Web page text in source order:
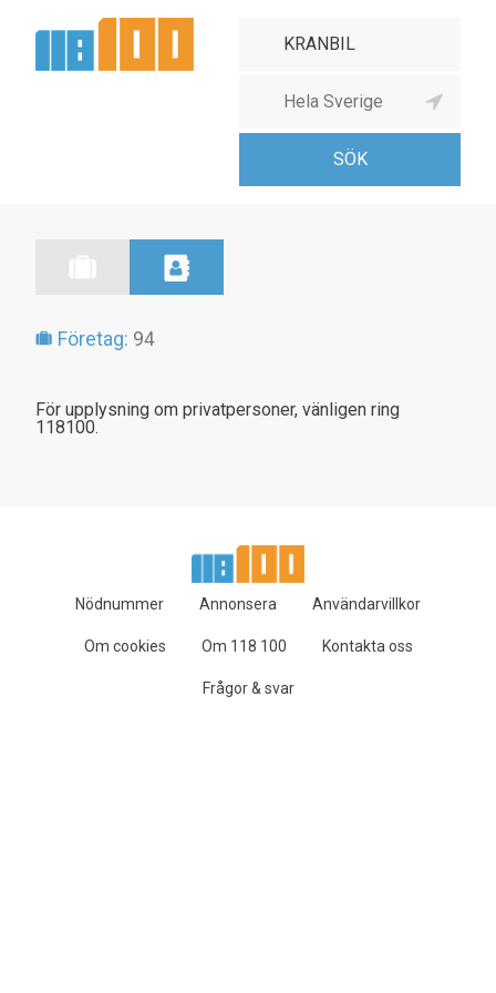
Företag: 94
För upplysning om privatpersoner, vänligen ring
118100.
Nödnummer Annonsera Användarvillkor
Om cookies Om 118 100 Kontakta oss
Frågor & svar